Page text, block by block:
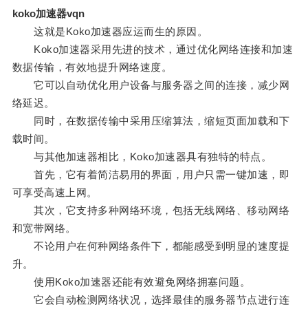
koko加速器vqn
这就是Koko加速器应运而生的原因。
Koko加速器采用先进的技术，通过优化网络连接和加速
数据传输，有效地提升网络速度。
它可以自动优化用户设备与服务器之间的连接，减少网
络延迟。
同时，在数据传输中采用压缩算法，缩短页面加载和下
载时间。
与其他加速器相比，Koko加速器具有独特的特点。
首先，它有着简洁易用的界面，用户只需一键加速，即
可享受高速上网。
其次，它支持多种网络环境，包括无线网络、移动网络
和宽带网络。
不论用户在何种网络条件下，都能感受到明显的速度提
升。
使用Koko加速器还能有效避免网络拥塞问题。
它会自动检测网络状况，选择最佳的服务器节点进行连